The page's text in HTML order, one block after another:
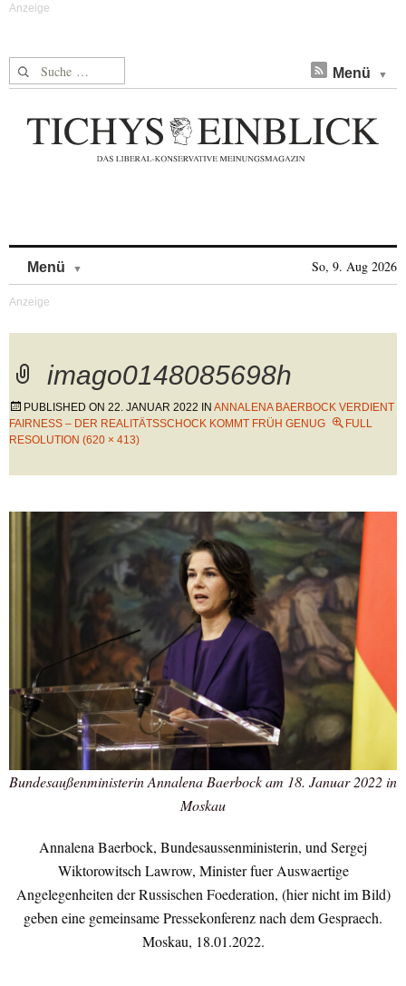
Suche nach: Menü
Menü So, 9. Aug 2026
imago0148085698h
PUBLISHED ON 22. JANUAR 2022 IN ANNALENA BAERBOCK VERDIENT
FAIRNESS – DER REALITÄTSSCHOCK KOMMT FRÜH GENUG
FULL
RESOLUTION (620 × 413)
Bundesaußenministerin Annalena Baerbock am 18. Januar 2022 in
Moskau
Annalena Baerbock, Bundesaussenministerin, und Sergej
Wiktorowitsch Lawrow, Minister fuer Auswaertige
Angelegenheiten der Russischen Foederation, (hier nicht im Bild)
geben eine gemeinsame Pressekonferenz nach dem Gespraech.
Moskau, 18.01.2022.